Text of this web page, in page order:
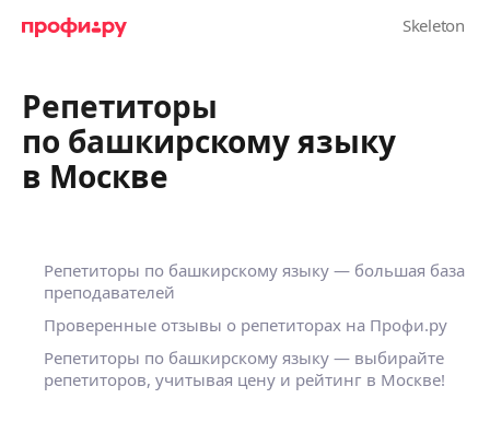
Репетиторы
по башкирскому языку
в Москве
Репетиторы по башкирскому языку — большая база
преподавателей
Проверенные отзывы о репетиторах на Профи.ру
Репетиторы по башкирскому языку — выбирайте
репетиторов, учитывая цену и рейтинг в Москве!